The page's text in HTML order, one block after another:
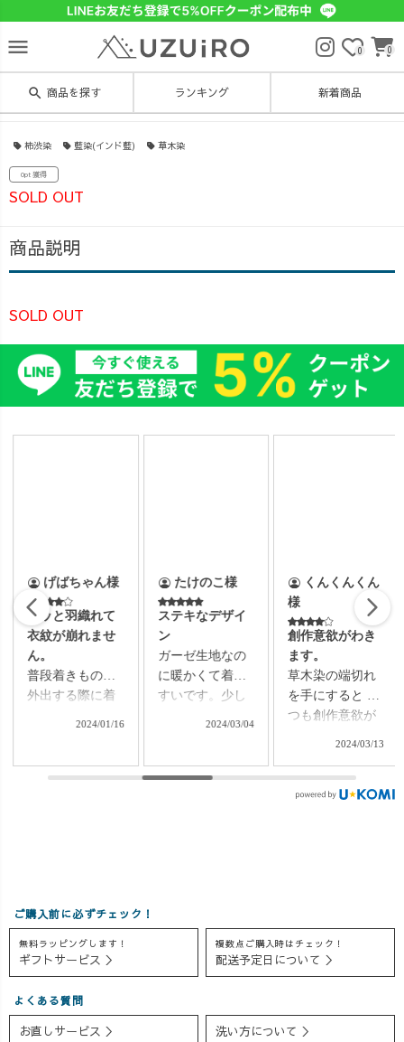
menu 0 0
search 商品を探す ランキング 新着商品
柿渋染 藍染(インド藍) 草木染
0pt 獲得
SOLD OUT
商品説明
SOLD OUT
げばちゃん様
サッと羽織れて
衣紋が崩れませ
ん。
普段着きもので
外出する際に着
崩れないし、ポ
2024/01/16
たけのこ様
ステキなデザイ
ン
ガーゼ生地なの
に暖かくて着や
すいです。少し
ることができて
2024/03/04
くんくんくん
様
創作意欲がわき
ます。
草木染の端切れ
を手にすると い
つも創作意欲が
く色もとりどり
ありましたので
多かったので、
季節とか時期を
良かったかな？
と考えておりま
2024/03/13
ご購入前に必ずチェック！
無料ラッピングします！
ギフトサービス ＞
複数点ご購入時はチェック！
配送予定日について ＞
よくある質問
お直しサービス ＞ 洗い方について ＞